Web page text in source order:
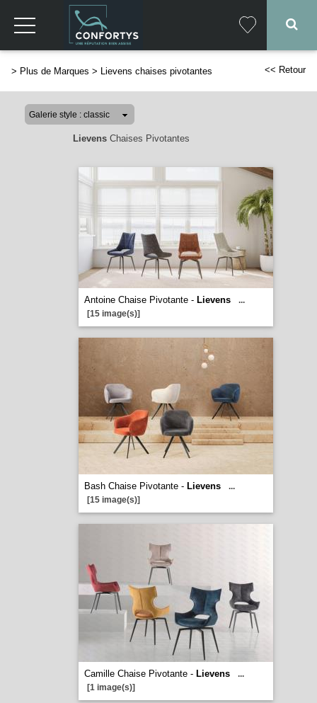
> Plus de Marques > Lievens chaises pivotantes << Retour
LievensChaises Pivotantes
Antoine Chaise Pivotante - Lievens
...
[15 image(s)]
Bash Chaise Pivotante - Lievens
...
[15 image(s)]
Camille Chaise Pivotante - Lievens
...
[1 image(s)]